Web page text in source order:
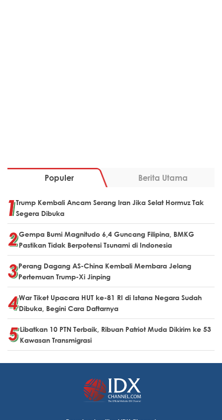
Populer Berita Utama
Trump Kembali Ancam Serang Iran Jika Selat Hormuz Tak
Segera Dibuka
Gempa Bumi Magnitudo 6,4 Guncang Filipina, BMKG
Pastikan Tidak Berpotensi Tsunami di Indonesia
Perang Dagang AS-China Kembali Membara Jelang
Pertemuan Trump-Xi Jinping
War Tiket Upacara HUT ke-81 RI di Istana Negara Sudah
Dibuka, Begini Cara Daftarnya
Libatkan 10 PTN Terbaik, Ribuan Patriot Muda Dikirim ke 53
Kawasan Transmigrasi